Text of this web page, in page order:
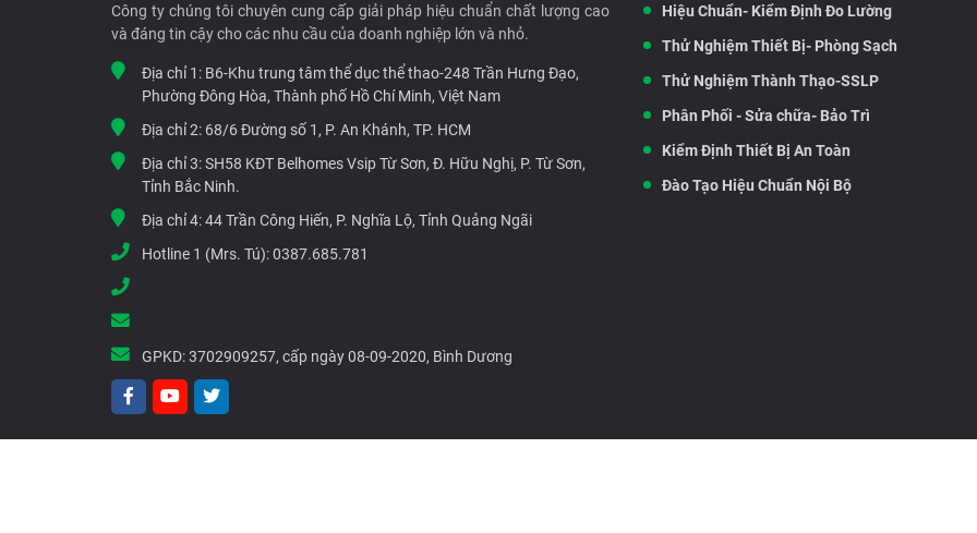
Công ty chúng tôi chuyên cung cấp giải pháp hiệu chuẩn chất lượng cao
và đáng tin cậy cho các nhu cầu của doanh nghiệp lớn và nhỏ.
Địa chỉ 1: B6-Khu trung tâm thể dục thể thao-248 Trần Hưng Đạo,
Phường Đông Hòa, Thành phố Hồ Chí Minh, Việt Nam
Địa chỉ 2: 68/6 Đường số 1, P. An Khánh, TP. HCM
Địa chỉ 3:SH58 KĐT Belhomes Vsip Từ Sơn, Đ. Hữu Nghị, P. Từ Sơn,
Tỉnh Bắc Ninh.
Địa chỉ 4:44 Trần Công Hiến, P. Nghĩa Lộ, Tỉnh Quảng Ngãi
Hotline 1 (Mrs. Tú):0387.685.781
GPKD:3702909257, cấp ngày 08-09-2020, Bình Dương
Hiệu Chuẩn- Kiểm Định Đo Lường
Thử Nghiệm Thiết Bị- Phòng Sạch
Thử Nghiệm Thành Thạo-SSLP
Phân Phối - Sửa chữa- Bảo Trì
Kiểm Định Thiết Bị An Toàn
Đào Tạo Hiệu Chuẩn Nội Bộ